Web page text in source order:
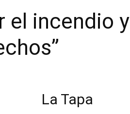
el incendio y
La Tapa